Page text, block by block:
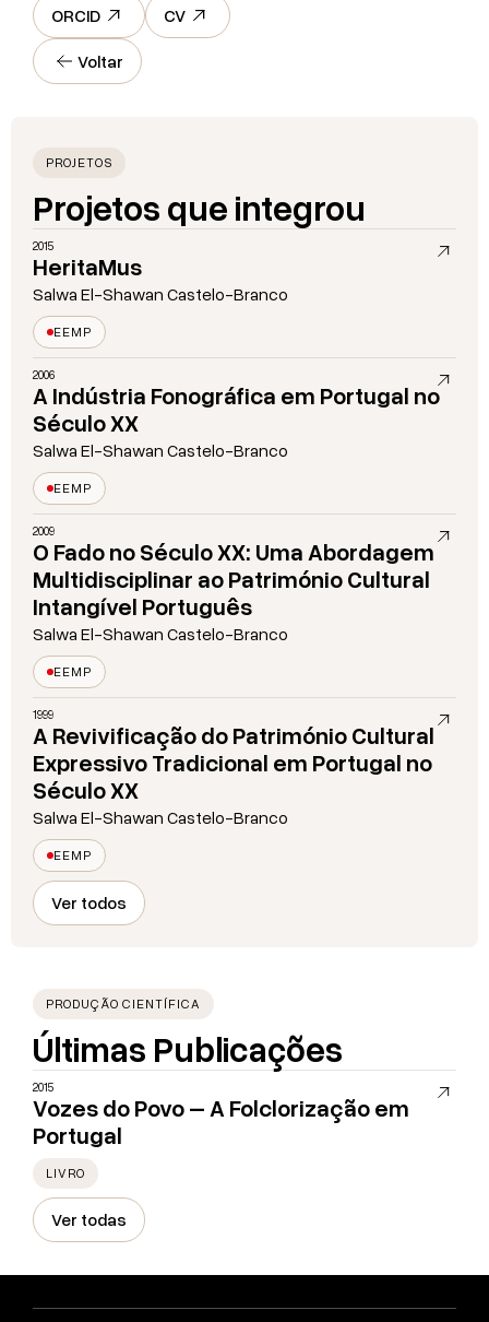
Voltar
ORCID CV
PROJETOS
Projetos que integrou
2015
HeritaMus
Salwa El-Shawan Castelo-Branco
EEMP
2006
A Indústria Fonográfica em Portugal no
Século XX
Salwa El-Shawan Castelo-Branco
EEMP
2009
O Fado no Século XX: Uma Abordagem
Multidisciplinar ao Património Cultural
Intangível Português
Salwa El-Shawan Castelo-Branco
EEMP
1999
A Revivificação do Património Cultural
Expressivo Tradicional em Portugal no
Século XX
Salwa El-Shawan Castelo-Branco
EEMP
Ver todos
PRODUÇÃO CIENTÍFICA
Últimas Publicações
2015
Vozes do Povo – A Folclorização em
Portugal
LIVRO
Ver todas